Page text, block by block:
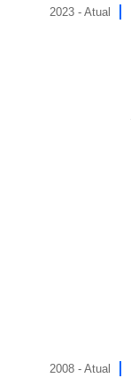
2023 - Atual
2008 - Atual